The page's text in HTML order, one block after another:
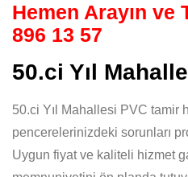
Hemen Arayın ve
896 13 57
50.ci Yıl
50.ci Yıl Mahallesi PVC tamir
pencerelerinizdeki sorunları
Uygun fiyat ve kaliteli hizmet